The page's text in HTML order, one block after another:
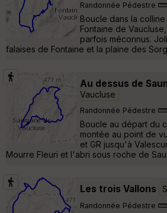
Randonnée Pédestre
Boucle dans la
Fontaine de
parfois méconnus.
falaises de Fontaine et la plaine des
Au dessus de
Vaucluse
Randonnée Pédestre
Boucle au départ du
montée au point de
et GR jusqu'à
Mourre Fleuri et l'abri sous roche de
Les trois Vallons
Randonnée Pédestre